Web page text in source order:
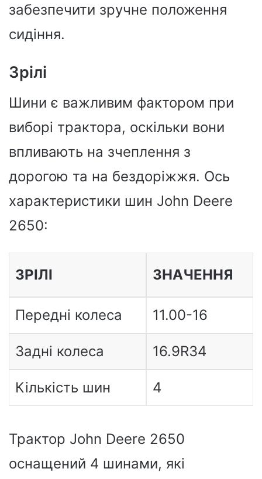
забезпечити зручне положення
сидіння.
Зрілі
Шини є важливим фактором при
виборі трактора, оскільки вони
впливають на зчеплення з
дорогою та на бездоріжжя. Ось
характеристики шин John Deere
2650:
ЗРІЛІ ЗНАЧЕННЯ
Передні колеса 11.00-16
Задні колеса 16.9R34
Кількість шин 4
Трактор John Deere 2650
оснащений 4 шинами, які